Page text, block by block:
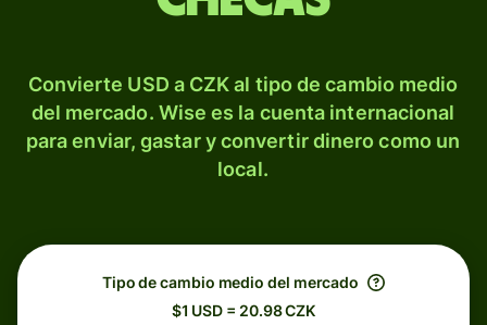
Convierte USD a CZK al tipo de cambio medio
del mercado. Wise es la cuenta internacional
para enviar, gastar y convertir dinero como un
local.
Tipo de cambio medio del mercado
$1 USD = 20.98 CZK